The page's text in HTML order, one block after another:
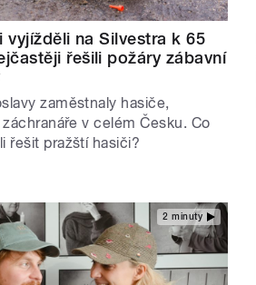
vyjížděli na Silvestra k 65
řešili požáry zábavní
zaměstnaly hasiče,
v celém Česku. Co
řešit pražští hasiči?
2 minuty